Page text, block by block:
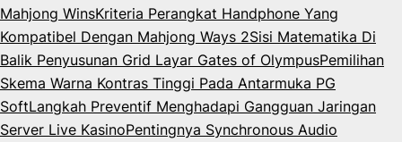
Mahjong WinsKriteria Perangkat Handphone Yang
Kompatibel Dengan Mahjong Ways 2Sisi Matematika Di
Balik Penyusunan Grid Layar Gates of OlympusPemilihan
Skema Warna Kontras Tinggi Pada Antarmuka PG
SoftLangkah Preventif Menghadapi Gangguan Jaringan
Server Live KasinoPentingnya Synchronous Audio